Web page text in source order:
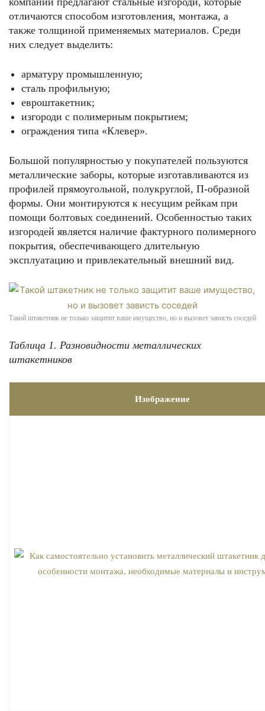
отличаются способом изготовления, монтажа, а
также толщиной применяемых материалов. Среди
них следует выделить:
арматуру промышленную;
сталь профильную;
евроштакетник;
изгороди с полимерным покрытием;
ограждения типа «Клевер».
Большой популярностью у покупателей пользуются
металлические заборы, которые изготавливаются из
профилей прямоугольной, полукруглой, П-образной
формы. Они монтируются к несущим рейкам при
помощи болтовых соединений. Особенностью таких
изгородей является наличие фактурного полимерного
покрытия, обеспечивающего длительную
эксплуатацию и привлекательный внешний вид.
Такой штакетник не только защитит ваше имущество, но и вызовет зависть соседей
Таблица 1. Разновидности металлических
штакетников
Изображение